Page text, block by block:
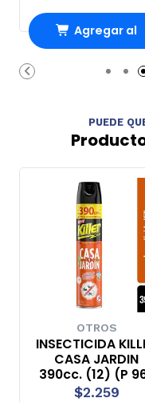
Agregar al
Carro
PUEDE
OTROS
INSECTICIDA
CASA JARDIN
390cc. (12) (P
$2.259